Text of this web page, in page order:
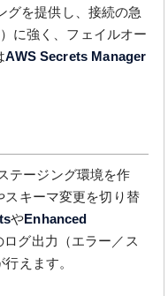
グを提供し、接続の急
に強く、フェイルオー
AWS Secrets Manager
テージング環境を作
スキーマ変更を切り替
やEnhanced
ログ出力（エラー／ス
えます。